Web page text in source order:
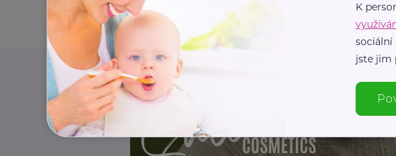
Další články
K
sociální
jste jim